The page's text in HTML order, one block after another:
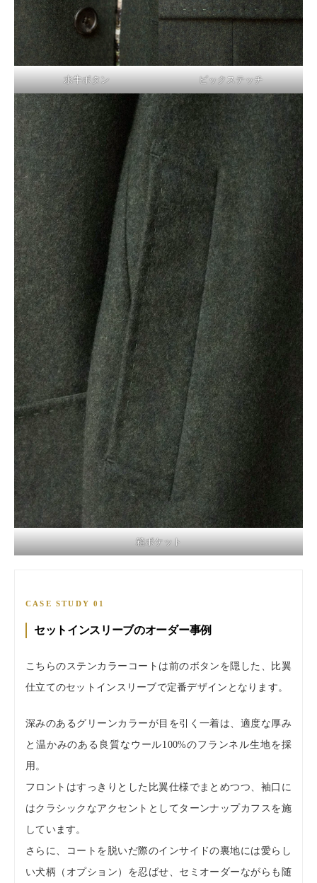
水牛ボタン ピックステッチ
箱ポケット
CASE STUDY 01
セットインスリーブのオーダー事例
こちらのステンカラーコートは前のボタンを隠した、比翼
仕立てのセットインスリーブで定番デザインとなります。
深みのあるグリーンカラーが目を引く一着は、適度な厚み
と温かみのある良質なウール100%のフランネル生地を採
用。
フロントはすっきりとした比翼仕様でまとめつつ、袖口に
はクラシックなアクセントとしてターンナップカフスを施
しています。
さらに、コートを脱いだ際のインサイドの裏地には愛らし
い犬柄（オプション）を忍ばせ、セミオーダーながらも随